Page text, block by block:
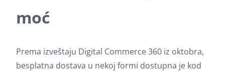
moć
Prema izveštaju Digital Commerce 360 iz oktobra,
besplatna dostava u nekoj formi dostupna je kod